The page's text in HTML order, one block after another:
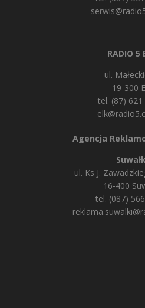
RADIO 5
ul.
19-300
tel. (87) 621
Agencja
ul. Ks J.
16-400
tel. (087)